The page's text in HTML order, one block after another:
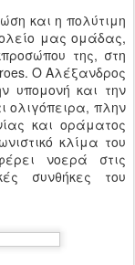
και η πολύτιμη
μας ομάδας,
της, στη
O Αλέξανδρος
υπομονή και την
ολιγόπειρα, πλην
και οράματος
κλίμα του
νοερά στις
συνθήκες του